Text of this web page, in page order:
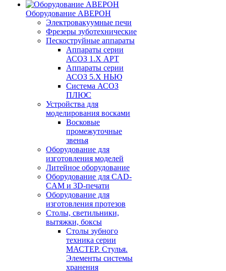
Оборудование АВЕРОН
Электровакуумные печи
Фрезеры зуботехнические
Пескоструйные аппараты
Аппараты серии
АСОЗ 1.Х АРТ
Аппараты серии
АСОЗ 5.Х НЬЮ
Система АСОЗ
ПЛЮС
Устройства для
моделирования восками
Восковые
промежуточные
звенья
Оборудование для
изготовления моделей
Литейное оборудование
Оборудование для CAD-
CAM и 3D-печати
Оборудование для
изготовления протезов
Cтолы, светильники,
вытяжки, боксы
Столы зубного
техника серии
МАСТЕР. Стулья.
Элементы системы
хранения